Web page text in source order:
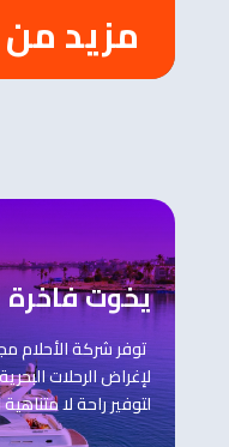
مزيد
يخوت فاخرة
توفر شركة الأحلام
لإغراض الرحلات
لتوفير راحة لا